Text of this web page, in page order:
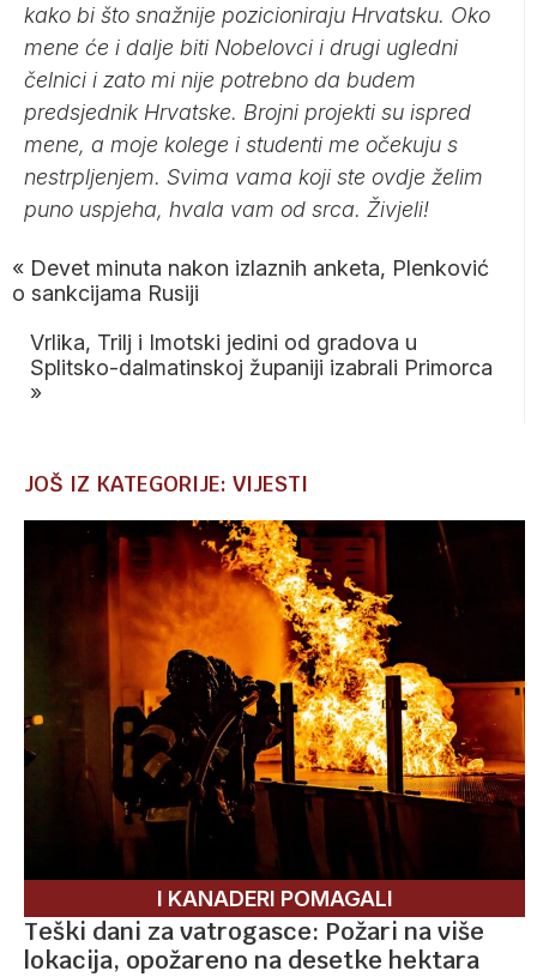
kako bi što snažnije pozicioniraju Hrvatsku. Oko
mene će i dalje biti Nobelovci i drugi ugledni
čelnici i zato mi nije potrebno da budem
predsjednik Hrvatske. Brojni projekti su ispred
mene, a moje kolege i studenti me očekuju s
nestrpljenjem. Svima vama koji ste ovdje želim
puno uspjeha, hvala vam od srca. Živjeli!
« Devet minuta nakon izlaznih anketa, Plenković
o sankcijama Rusiji
Vrlika, Trilj i Imotski jedini od gradova u
Splitsko-dalmatinskoj županiji izabrali Primorca
»
JOŠ IZ KATEGORIJE: VIJESTI
I KANADERI POMAGALI
Teški dani za vatrogasce: Požari na više
lokacija, opožareno na desetke hektara